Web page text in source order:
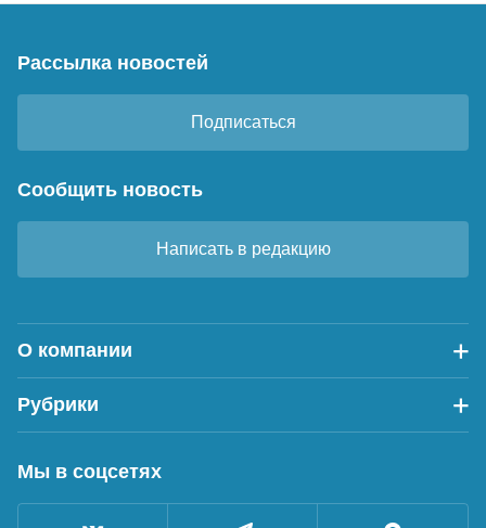
Рассылка новостей
Подписаться
Сообщить новость
Написать в редакцию
О компании
Рубрики
Мы в соцсетях